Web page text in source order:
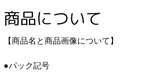
商品について
【商品名と商品画像について】
●パック記号